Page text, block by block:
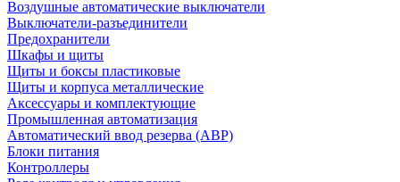
Воздушные автоматические выключатели
Выключатели-разъединители
Предохранители
Шкафы и щиты
Щиты и боксы пластиковые
Щиты и корпуса металлические
Аксессуары и комплектующие
Промышленная автоматизация
Автоматический ввод резерва (АВР)
Блоки питания
Контроллеры